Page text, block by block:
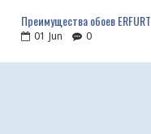
Преимущества обоев ERFURT
01 Jun 0